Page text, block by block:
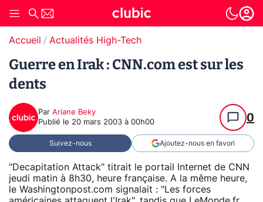
Accueil Actualités High-Tech
Guerre en Irak : CNN.com est sur les
dents
Par Ariane Beky
Publié le 20 mars 2003 à 00h00 0
Suivez-nous Ajoutez-nous en favori
"Decapitation Attack" titrait le portail Internet de CNN
jeudi matin à 8h30, heure française. A la même heure,
le Washingtonpost.com signalait : "Les forces